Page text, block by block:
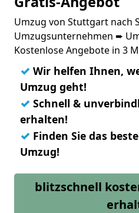
Umzug von Stuttgart nach
Umzugsunternehmen ➨
Kostenlose Angebote in 3
✓ Wir helfen Ihnen,
Umzug geht!
✓ Schnell &
erhalten!
✓ Finden Sie das
Umzug!
blitzschnell